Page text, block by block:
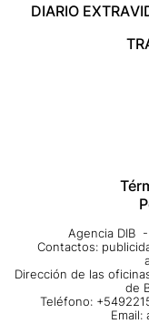
DIARIO EXTRA
Agencia DIB
Contactos:
Dirección de las
de
Teléfono:
Email: